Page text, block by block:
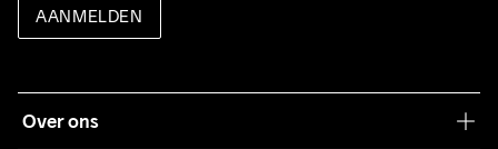
AANMELDEN
Over ons